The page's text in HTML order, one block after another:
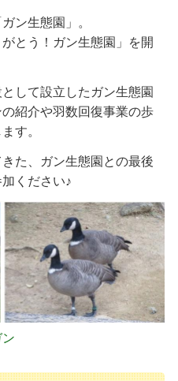
ン生態園」。
とう！ガン生態園」を開
して設立したガン生態園
紹介や羽数回復事業の歩
す。
た、ガン生態園との最後
ください♪